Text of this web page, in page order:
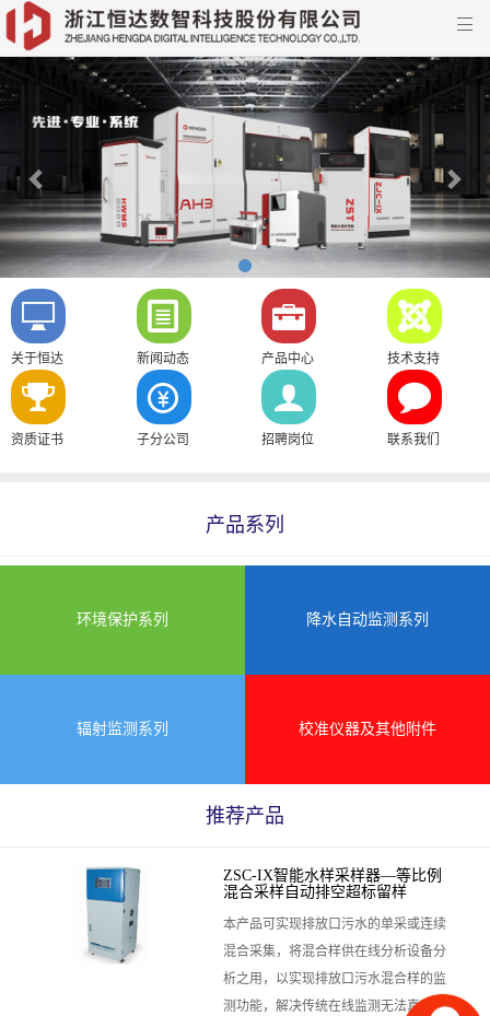

Previous
关于恒达 新闻动态 产品中心 技术支持
资质证书 子分公司 招聘岗位 联系我们
产品系列
环境保护系列 降水自动监测系列
辐射监测系列 校准仪器及其他附件
推荐产品
ZSC-IX智能水样采样器—等比例
混合采样自动排空超标留样
本产品可实现排放口污水的单采或连续
混合采集，将混合样供在线分析设备分
析之用，以实现排放口污水混合样的监
测功能，解决传统在线监测无法真实反